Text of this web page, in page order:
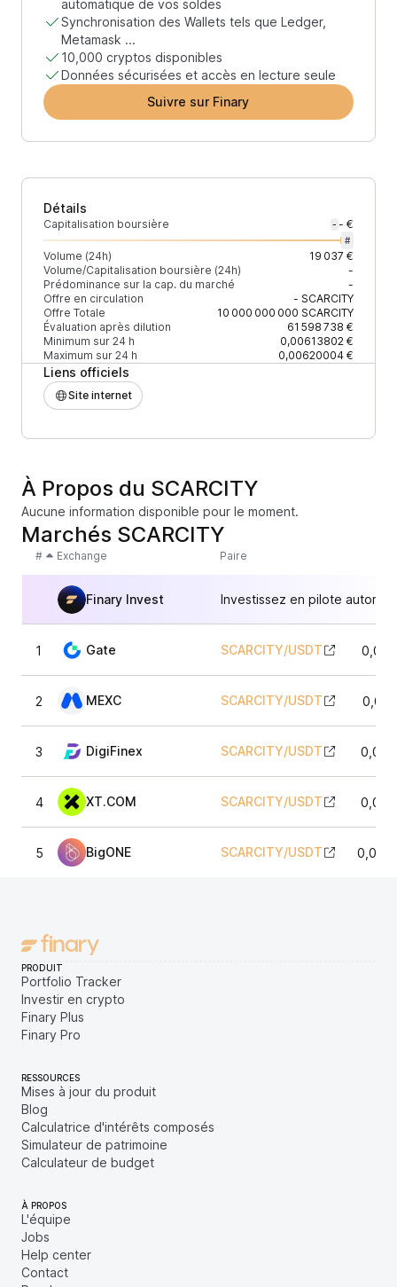
automatique de vos soldes
Synchronisation des Wallets tels que Ledger,
Metamask ...
10,000 cryptos disponibles
Données sécurisées et accès en lecture seule
Suivre sur Finary
Détails
Capitalisation boursière - - €
#
Volume (24h)
19 037 €
Volume/Capitalisation boursière (24h)
-
Prédominance sur la cap. du marché
-
Offre en circulation
- SCARCITY
Offre Totale
10 000 000 000 SCARCITY
Évaluation après dilution
61 598 738 €
Minimum sur 24 h
0,00613802 €
Maximum sur 24 h
0,00620004 €
Liens officiels
Site internet
À Propos du SCARCITY
Aucune information disponible pour le moment.
Marchés SCARCITY
# Exchange Paire
Finary Invest Investissez en pilote
1 Gate SCARCITY/USDT
2 MEXC SCARCITY/USDT
3 DigiFinex SCARCITY/USDT
4 XT.COM SCARCITY/USDT
5 BigONE SCARCITY/USDT
PRODUIT
Portfolio Tracker
Investir en crypto
Finary Plus
Finary Pro
RESSOURCES
Mises à jour du produit
Blog
Calculatrice d'intérêts composés
Simulateur de patrimoine
Calculateur de budget
À PROPOS
L'équipe
Jobs
Help center
Contact